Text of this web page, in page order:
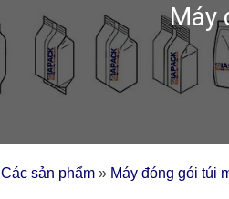
Máy
Các sản phẩm » Máy đóng gói túi